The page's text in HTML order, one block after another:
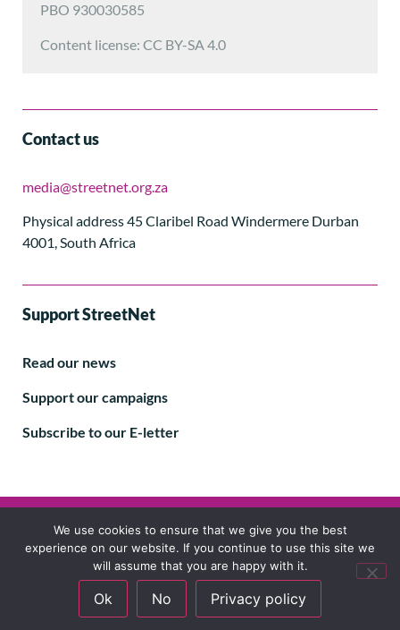
PBO 930030585
Content license: CC BY-SA 4.0
Contact us
media@streetnet.org.za
Physical address 45 Claribel Road Windermere Durban
4001, South Africa
Support StreetNet
Read our news
Support our campaigns
Subscribe to our E-letter
Follow us
© 2024 StreetNet International
We use cookies to ensure that we give you the best
experience on our website. If you continue to use this site we
will assume that you are happy with it.
Ok No Privacy policy